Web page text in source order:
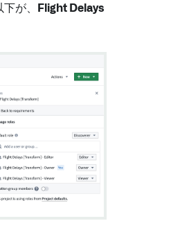
が、
Flight Delays